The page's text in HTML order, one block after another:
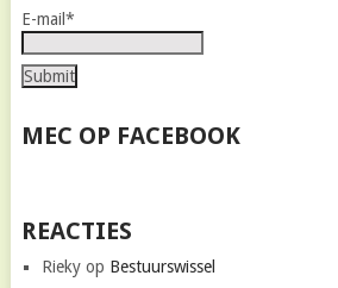
E-mail*
MEC OP FACEBOOK
REACTIES
Riekyop Bestuurswissel